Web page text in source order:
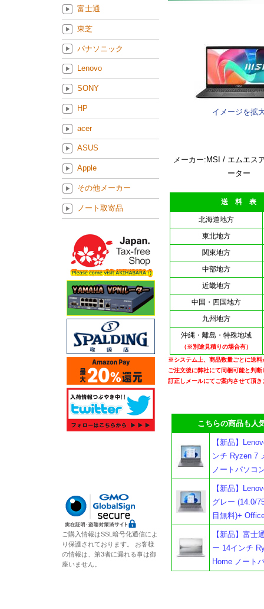
イメージを拡
メーカー:MSI / エムエス
ーター
送 料 表
北海道地方
東北地方
関東地方
中部地方
近畿地方
中国・四国地方
九州地方
沖縄・離島・特殊地域
（※別途見積りの場合有）
※システム上、商品数量ごとに送料
ご注文後に弊社にて同梱可能と判
訂正しメールにてご案内させて頂き
こちらの商品も人気
【新品】
ンチ Ryzen 7
ノートパソコ
【新品】
グレー (14.0/
目無料)+
【新品】富
ー 14インチ
Home ノート
富士通
東芝
パナソニック
Lenovo
SONY
HP
acer
ASUS
Apple
その他メーカー
ノート取寄品
ご購入情報はSSL暗号化通信によ
り保護されております。 お客様
の情報は、第3者に漏れる事は御
座いません。